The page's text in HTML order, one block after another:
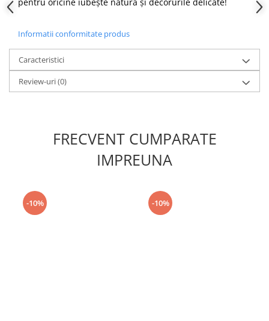
Informatii conformitate produs
Caracteristici
Review-uri(0)
FRECVENT CUMPARATE
IMPREUNA
-10% -10%